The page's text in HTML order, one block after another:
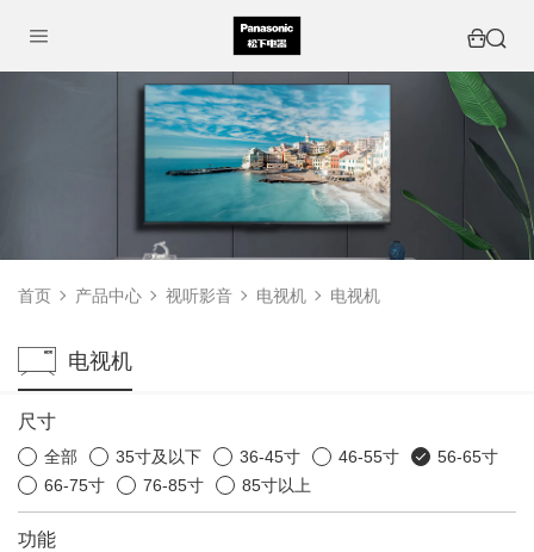
首页 产品中心 视听影音 电视机 电视机
电视机
尺寸
全部 35寸及以下 36-45寸 46-55寸
56-65寸
66-75寸
76-85寸 85寸以上
功能